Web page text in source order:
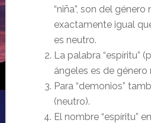
“niña”, son del
exactamente igual
es neutro.
La palabra “espíritu”
ángeles es de género
Para “demonios”
(neutro).
El nombre “espíritu”